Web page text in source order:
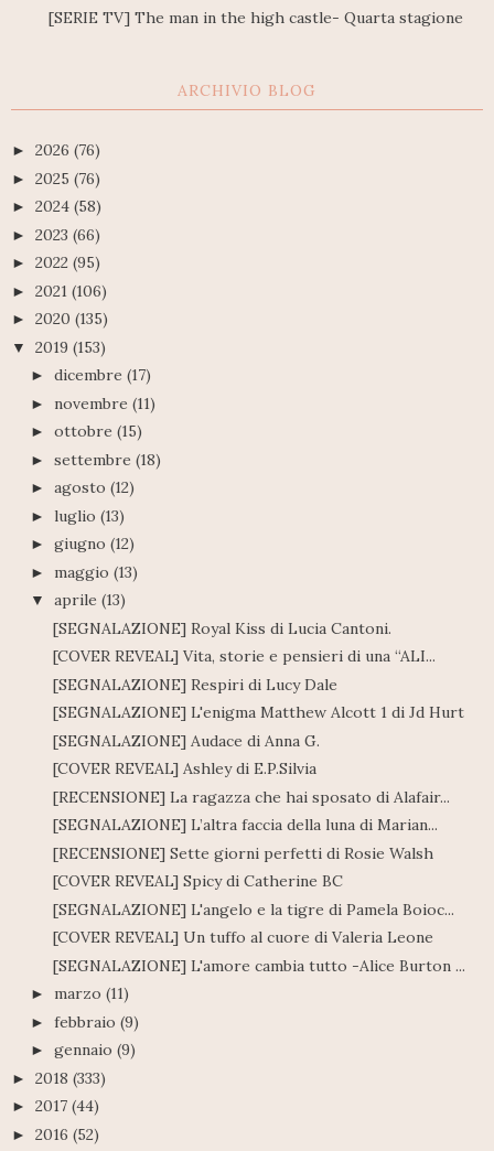
[SERIE TV] The man in the high castle- Quarta stagione
ARCHIVIO BLOG
► 2026 (76)
► 2025 (76)
► 2024 (58)
► 2023 (66)
► 2022 (95)
► 2021 (106)
► 2020 (135)
▼ 2019 (153)
► dicembre (17)
► novembre (11)
► ottobre (15)
► settembre (18)
► agosto (12)
► luglio (13)
► giugno (12)
► maggio (13)
▼ aprile (13)
[SEGNALAZIONE] Royal Kiss di Lucia Cantoni.
[COVER REVEAL] Vita, storie e pensieri di una “ALI...
[SEGNALAZIONE] Respiri di Lucy Dale
[SEGNALAZIONE] L'enigma Matthew Alcott 1 di Jd Hurt
[SEGNALAZIONE] Audace di Anna G.
[COVER REVEAL] Ashley di E.P.Silvia
[RECENSIONE] La ragazza che hai sposato di Alafair...
[SEGNALAZIONE] L’altra faccia della luna di Marian...
[RECENSIONE] Sette giorni perfetti di Rosie Walsh
[COVER REVEAL] Spicy di Catherine BC
[SEGNALAZIONE] L'angelo e la tigre di Pamela Boioc...
[COVER REVEAL] Un tuffo al cuore di Valeria Leone
[SEGNALAZIONE] L'amore cambia tutto -Alice Burton ...
► marzo (11)
► febbraio (9)
► gennaio (9)
► 2018 (333)
► 2017 (44)
► 2016 (52)